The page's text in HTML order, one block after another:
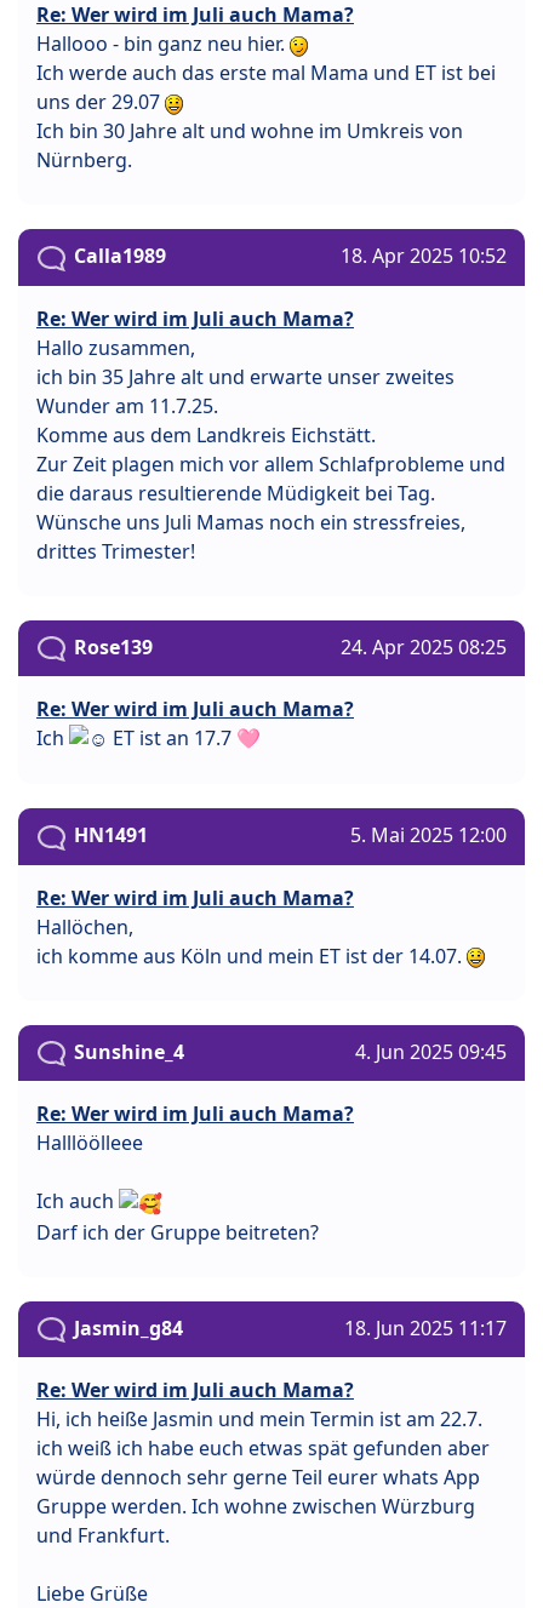
Re: Wer wird im Juli auch Mama?
Hallooo - bin ganz neu hier.
Ich werde auch das erste mal Mama und ET ist bei
uns der 29.07
Ich bin 30 Jahre alt und wohne im Umkreis von
Nürnberg.
Calla1989 18. Apr 2025 10:52
Re: Wer wird im Juli auch Mama?
Hallo zusammen,
ich bin 35 Jahre alt und erwarte unser zweites
Wunder am 11.7.25.
Komme aus dem Landkreis Eichstätt.
Zur Zeit plagen mich vor allem Schlafprobleme und
die daraus resultierende Müdigkeit bei Tag.
Wünsche uns Juli Mamas noch ein stressfreies,
drittes Trimester!
Rose139 24. Apr 2025 08:25
Re: Wer wird im Juli auch Mama?
Ich
ET ist an 17.7 🩷
HN1491 5. Mai 2025 12:00
Re: Wer wird im Juli auch Mama?
Hallöchen,
ich komme aus Köln und mein ET ist der 14.07.
Sunshine_4 4. Jun 2025 09:45
Re: Wer wird im Juli auch Mama?
Halllöölleee
Ich auch
Darf ich der Gruppe beitreten?
Jasmin_g84 18. Jun 2025 11:17
Re: Wer wird im Juli auch Mama?
Hi, ich heiße Jasmin und mein Termin ist am 22.7.
ich weiß ich habe euch etwas spät gefunden aber
würde dennoch sehr gerne Teil eurer whats App
Gruppe werden. Ich wohne zwischen Würzburg
und Frankfurt.
Liebe Grüße